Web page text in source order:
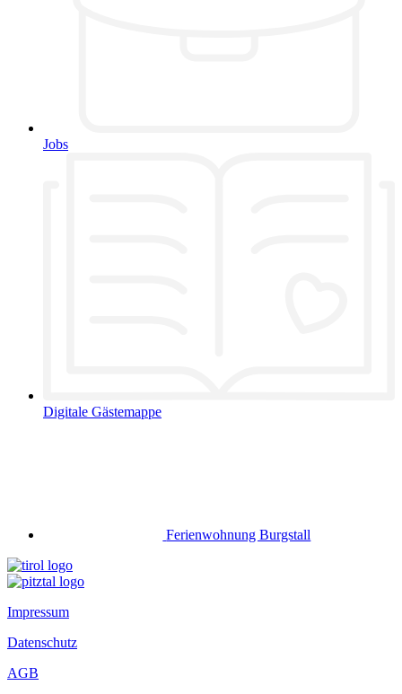
Jobs
Digitale Gästemappe
Ferienwohnung Burgstall
Impressum
Datenschutz
AGB